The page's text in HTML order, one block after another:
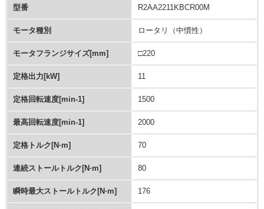
型番 R2AA2211KBCR00M
モータ種別 ロータリ（中慣性）
モータフランジサイズ[mm] □220
定格出力[kW] 11
定格回転速度[min-1] 1500
最高回転速度[min-1] 2000
定格トルク[N·m] 70
連続ストールトルク[N·m] 80
瞬時最大ストールトルク[N·m] 176